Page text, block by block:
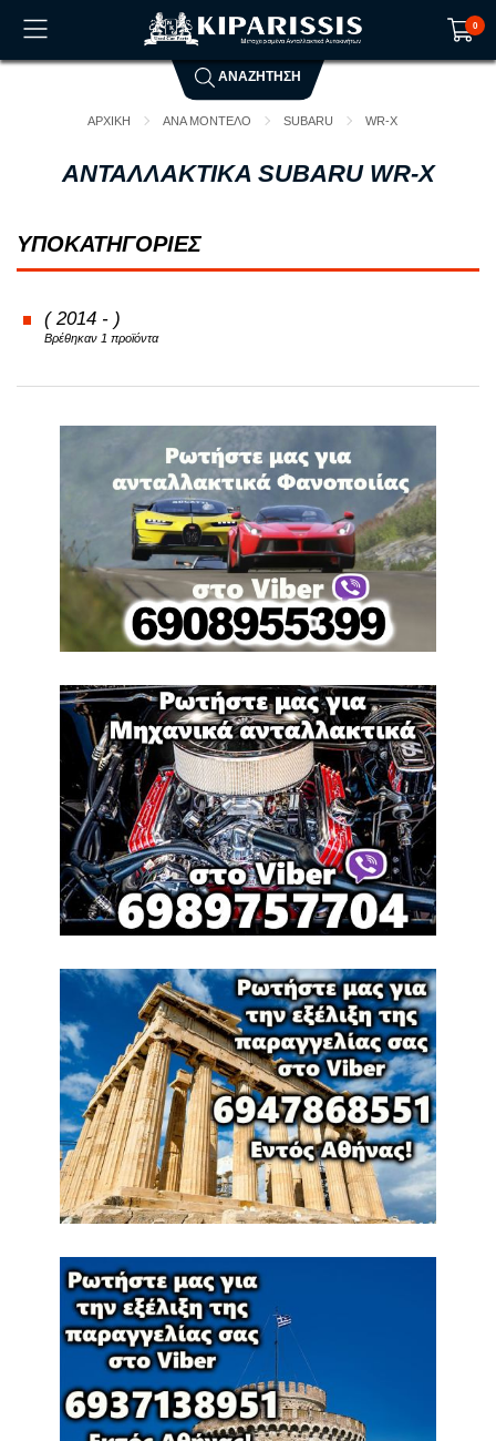
0
Το καλάθι αγορών είναι άδειο!
ΑΝΑΖΗΤΗΣΗ
ΑΡΧΙΚΗ ΑΝΑ ΜΟΝΤΕΛΟ SUBARU WR-X
ΑΝΤΑΛΛΑΚΤΙΚΑ SUBARU WR-X
ΥΠΟΚΑΤΗΓΟΡΙΕΣ
( 2014 - )
Βρέθηκαν 1 προϊόντα